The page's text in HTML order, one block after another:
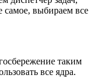
самое, выбираем все
таким
все ядра.